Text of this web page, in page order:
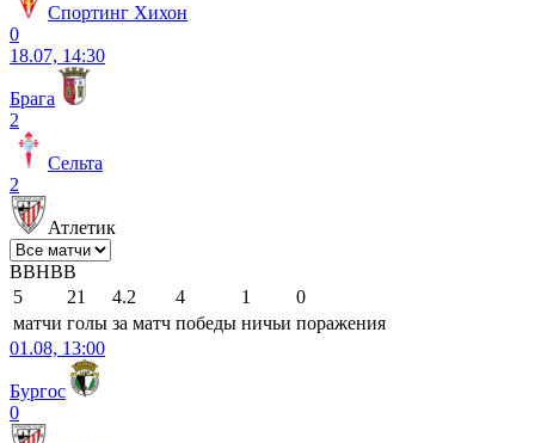
Спортинг Хихон
0
18.07, 14:30
Брага
2
Сельта
2
Атлетик
ВВНВВ
5
21 4.2 4 1
0
матчи голы за матч победы ничьи поражения
01.08, 13:00
Бургос
0